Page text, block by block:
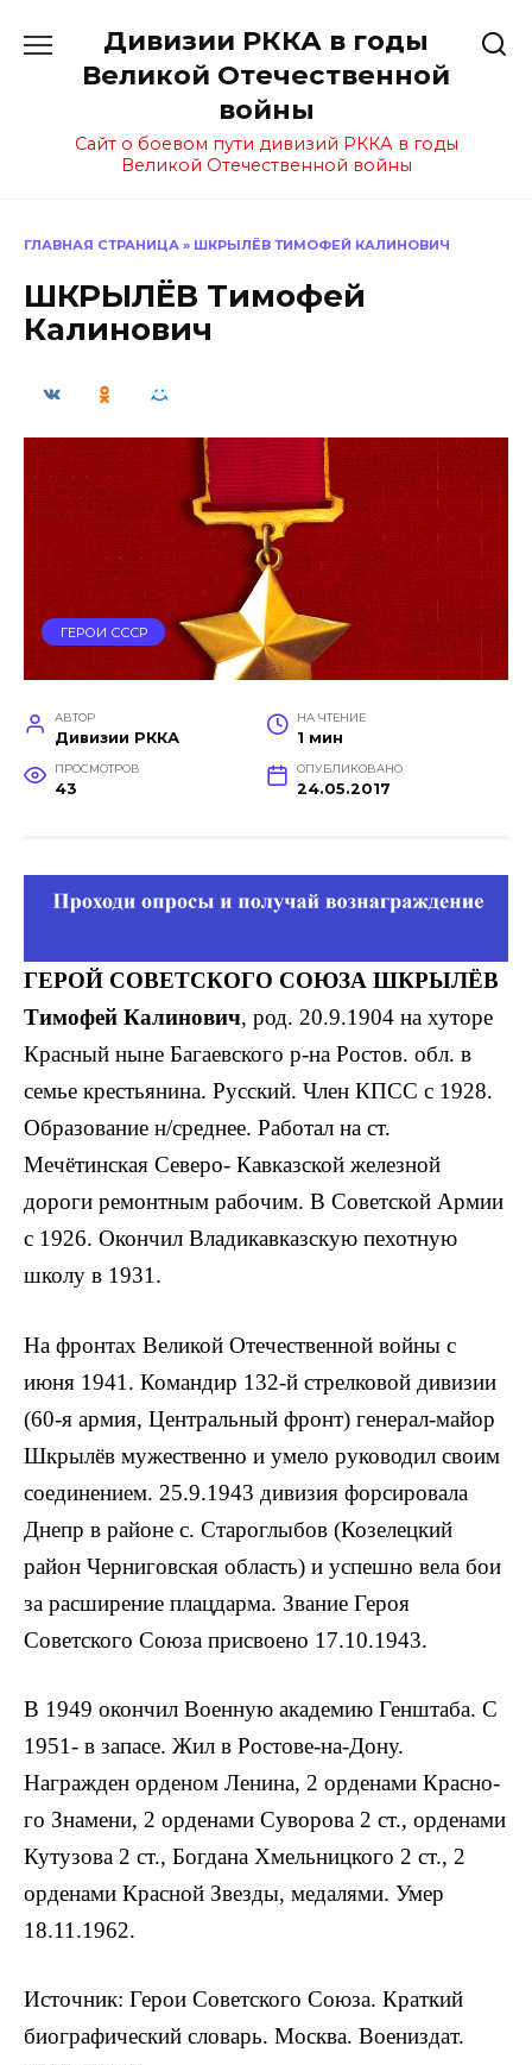
содержанию
Дивизии РККА в годы
Великой Отечественной
войны
Сайт о боевом пути дивизий РККА в годы
Великой Отечественной войны
ГЛАВНАЯ СТРАНИЦА » ШКРЫЛЁВ ТИМОФЕЙ КАЛИНОВИЧ
ШКРЫЛЁВ Тимофей
Калинович
ГЕРОИ СССР
АВТОР
Дивизии РККА
НА ЧТЕНИЕ
1 мин
ПРОСМОТРОВ
43
ОПУБЛИКОВАНО
24.05.2017
ГЕРОЙ СОВЕТСКОГО СОЮЗА ШКРЫЛЁВ
Тимофей Калинович, род. 20.9.1904 на хуторе
Красный ныне Багаевского р-на Ростов. обл. в
семье кре­стьянина. Русский. Член КПСС с 1928.
Образование н/среднее. Работал на ст.
Мечётинская Северо- Кавказской железной
дороги ремонтным рабо­чим. В Советской Армии
с 1926. Окончил Владикавказскую пехотную
школу в 1931.
На фронтах Великой Отечественной войны с
июня 1941. Командир 132-й стрелковой дивизии
(60-я армия, Центральный фронт) генерал-майор
Шкрылёв мужест­венно и умело руководил своим
соеди­нением. 25.9.1943 дивизия форсировала
Днепр в районе с. Староглыбов (Козелецкий
район Черниговская область) и успешно вела бои
за расширение плацдарма. Звание Героя
Советского Союза присвоено 17.10.1943.
В 1949 окончил Военную академию Генштаба. С
1951- в запасе. Жил в Ростове-на-Дону.
Награжден орденом Ленина, 2 орденами Красно­
го Знамени, 2 орденами Суворова 2 ст., орденами
Кутузова 2 ст., Богдана Хмельницкого 2 ст., 2
орденами Красной Звезды, медалями. Умер
18.11.1962.
Источник: Герои Советского Союза. Краткий
биографический словарь. Москва. Воениздат.